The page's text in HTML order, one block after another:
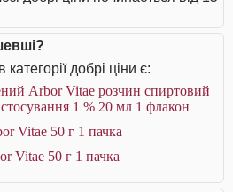
добрі ціни є:
Arbor Vitae розчин спиртовий
1 % 20 мл 1 флакон
Vitae 50 г 1 пачка
Vitae 50 г 1 пачка